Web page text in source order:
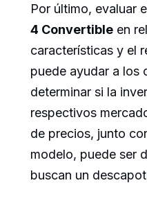
Por último, evaluar
4 Convertible en
características y el
puede ayudar a los
determinar si la
respectivos
de precios, junto
modelo, puede ser
buscan un